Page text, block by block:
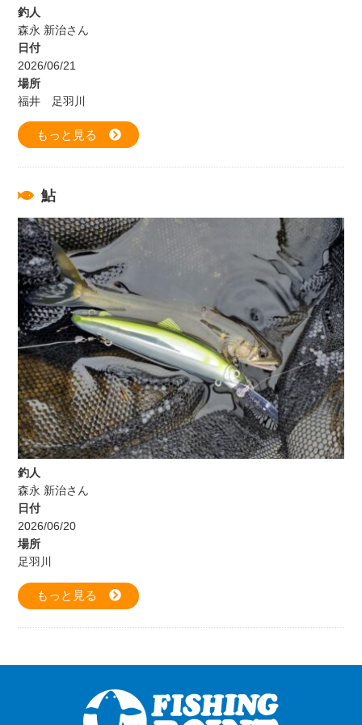
釣人
森永 新治さん
日付
2026/06/21
場所
福井 足羽川
もっと見る
鮎
釣人
森永 新治さん
日付
2026/06/20
場所
足羽川
もっと見る